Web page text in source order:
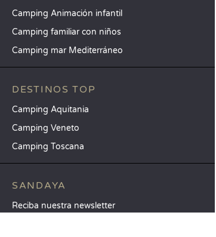
Camping Animación infantil
Camping familiar con niños
Camping mar Mediterráneo
DESTINOS TOP
Camping Aquitania
Camping Veneto
Camping Toscana
SANDAYA
Reciba nuestra newsletter